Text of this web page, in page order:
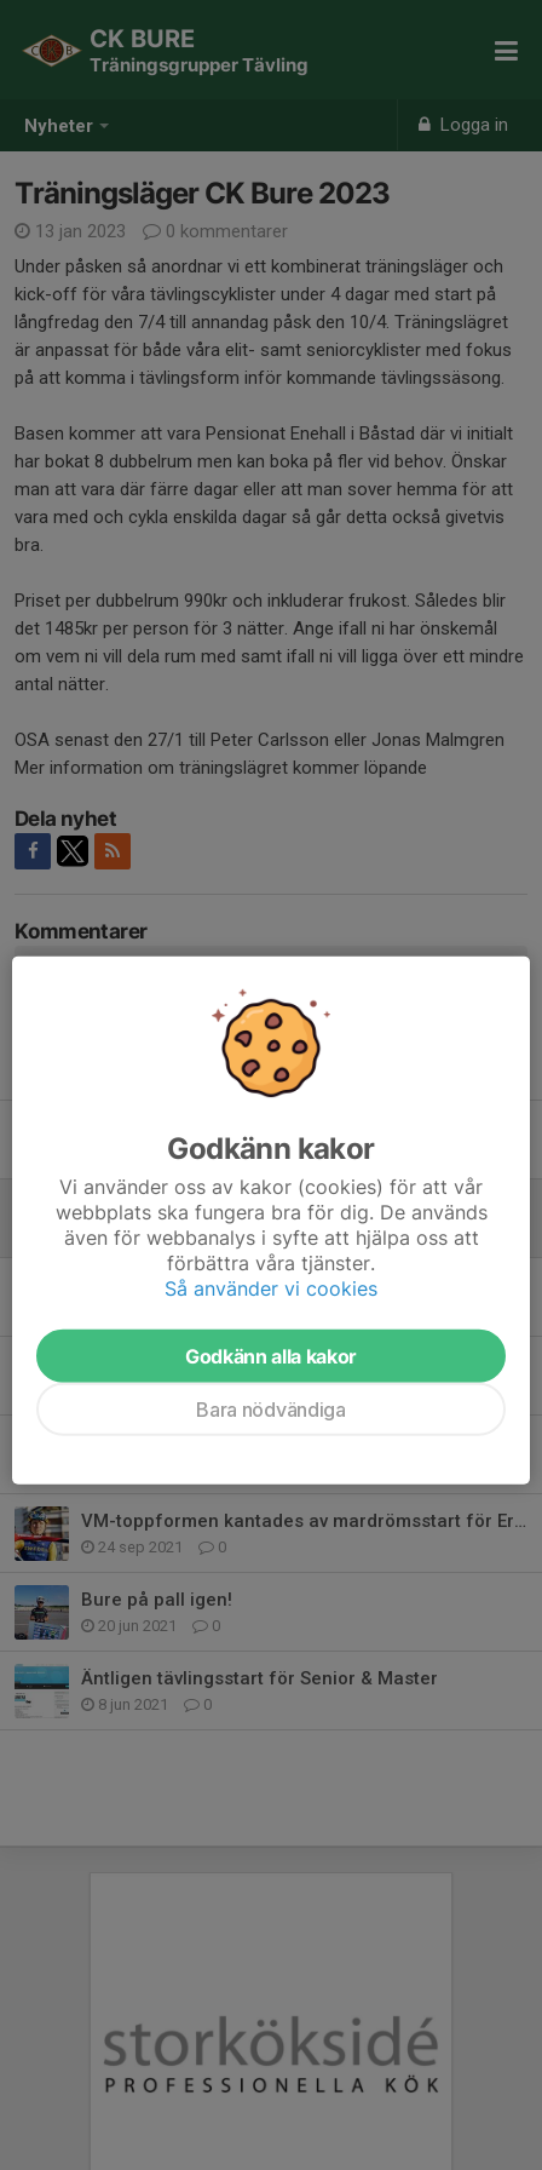
Nyheter Logga in
CK BURE
Träningsgrupper Tävling
Träningsläger CK Bure 2023
13 jan 2023
0 kommentarer
Under påsken så anordnar vi ett kombinerat träningsläger och
kick-off för våra tävlingscyklister under 4 dagar med start på
långfredag den 7/4 till annandag påsk den 10/4. Träningslägret
är anpassat för både våra elit- samt seniorcyklister med fokus
på att komma i tävlingsform inför kommande tävlingssäsong.
Basen kommer att vara Pensionat Enehall i Båstad där vi initialt
har bokat 8 dubbelrum men kan boka på fler vid behov. Önskar
man att vara där färre dagar eller att man sover hemma för att
vara med och cykla enskilda dagar så går detta också givetvis
bra.
Priset per dubbelrum 990kr och inkluderar frukost. Således blir
det 1485kr per person för 3 nätter. Ange ifall ni har önskemål
om vem ni vill dela rum med samt ifall ni vill ligga över ett mindre
antal nätter.
OSA senast den 27/1 till Peter Carlsson eller Jonas Malmgren
Mer information om träningslägret kommer löpande
Dela nyhet
Kommentarer
26 maj 2025 0
Träningsläger CK Bure 2023
13 jan 2023 0
Lyngbyloppet med seniorgänget
Extra tävlingskollektion
11 feb 2022 0
VM-toppformen kantades av mardrömsstart för Eric
24 sep 2021 0
Bure på pall igen!
20 jun 2021 0
Äntligen tävlingsstart för Senior & Master
8 jun 2021 0
Godkänn kakor
Vi använder oss av kakor (cookies) för att vår
webbplats ska fungera bra för dig. De används
även för webbanalys i syfte att hjälpa oss att
förbättra våra tjänster.
Så använder vi cookies
Godkänn alla kakor
Bara nödvändiga